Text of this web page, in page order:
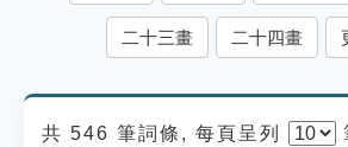
教學應用
二十三畫 二十四畫
共 546 筆詞條, 每頁呈列